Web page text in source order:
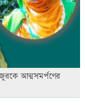
আত্মসমর্পণের